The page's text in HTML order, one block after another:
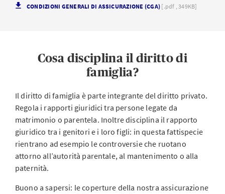
CONDIZIONI GENERALI DI ASSICURAZIONE (CGA) [.pdf , 349KB]
Cosa disciplina il diritto di
famiglia?
Il diritto di famiglia è parte integrante del diritto privato.
Regola i rapporti giuridici tra persone legate da
matrimonio o parentela. Inoltre disciplina il rapporto
giuridico tra i genitori e i loro figli: in questa fattispecie
rientrano ad esempio le controversie che ruotano
attorno all’autorità parentale, al mantenimento o alla
paternità.
Buono a sapersi: le coperture della nostra assicurazione